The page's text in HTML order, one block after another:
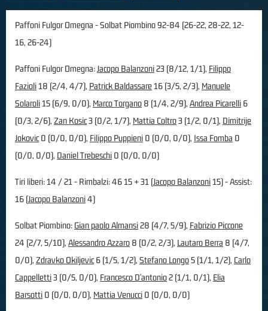
Paffoni Fulgor Omegna - Solbat Piombino 92-84 (26-22, 28-22, 12-
16, 26-24)
Paffoni Fulgor Omegna: Jacopo Balanzoni23 (8/12, 1/1), Filippo
Fazioli18 (2/4, 4/7), Patrick Baldassare16 (3/5, 2/3), Manuele
Solaroli15 (6/9, 0/0), Marco Torgano 8 (1/4, 2/9), Andrea Picarelli 6
(0/3, 2/6), Zan Kosic3 (0/2, 1/7), Mattia Coltro3 (1/2, 0/1), Dimitrije
Jokovic0 (0/0, 0/0), Filippo Puppieni 0 (0/0, 0/0), Issa Fomba 0
(0/0, 0/0), Daniel Trebeschi 0 (0/0, 0/0)
Tiri liberi: 14 / 21 - Rimbalzi: 46 15 + 31 (Jacopo Balanzoni15) - Assist:
16 (Jacopo Balanzoni4)
Solbat Piombino: Gian paolo Almansi28 (4/7, 5/9), Fabrizio Piccone
24 (2/7, 5/10), Alessandro Azzaro 8 (0/2, 2/3), Lautaro Berra 8 (4/7,
0/0), Zdravko Okiljevic6 (1/5, 1/2), Stefano Longo5 (1/1, 1/2), Carlo
Cappelletti3 (0/5, 0/0), Francesco D'antonio2 (1/1, 0/1), Elia
Barsotti 0 (0/0, 0/0), Mattia Venucci 0 (0/0, 0/0)